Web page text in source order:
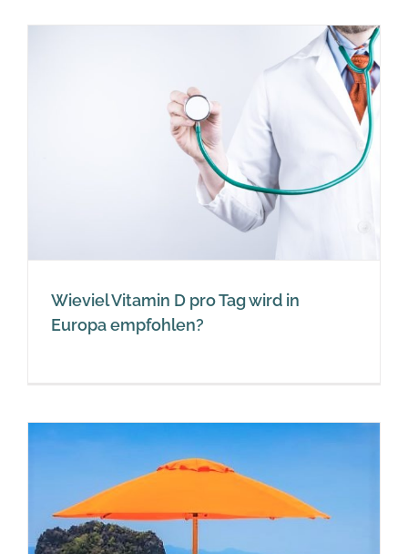
Wieviel Vitamin D pro Tag wird in
Europa empfohlen?